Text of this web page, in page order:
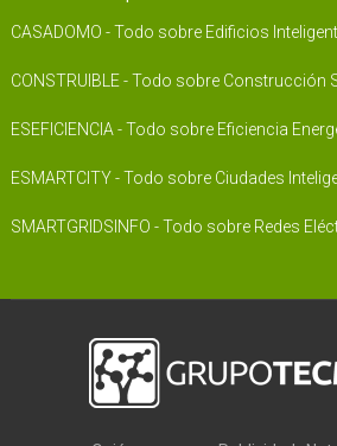
CASADOMO - Todo sobre Edificios
CONSTRUIBLE - Todo sobre Construcción
ESEFICIENCIA - Todo sobre Eficiencia
ESMARTCITY - Todo sobre Ciudades
SMARTGRIDSINFO - Todo sobre Redes